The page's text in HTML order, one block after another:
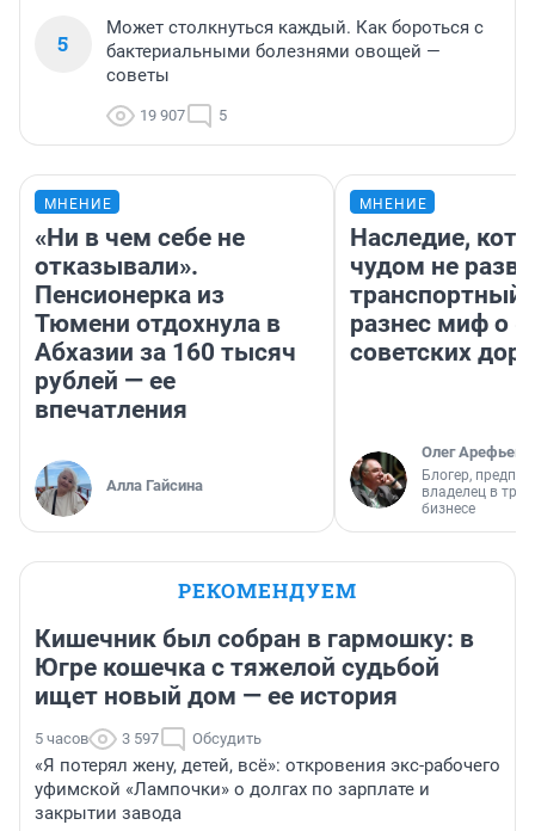
5
Может столкнуться каждый. Как бороться с
бактериальными болезнями овощей —
советы
19 907 5
МНЕНИЕ
«Ни в чем себе не
отказывали».
Пенсионерка из
Тюмени отдохнула в
Абхазии за 160 тысяч
рублей — ее
впечатления
Алла Гайсина
МНЕНИЕ
Наследие,
чудом не
транспортный
разнес миф о
советских
Олег Арефьев
Блогер,
владелец в
бизнесе
РЕКОМЕНДУЕМ
Кишечник был собран в гармошку: в
Югре кошечка с тяжелой судьбой
ищет новый дом — ее история
5 часов 3 597 Обсудить
«Я потерял жену, детей, всё»: откровения экс-рабочего
уфимской «Лампочки» о долгах по зарплате и
закрытии завода